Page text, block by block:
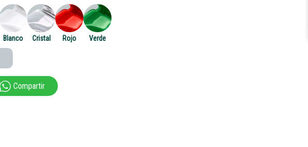
Blanco Cristal Rojo Verde
Compartir